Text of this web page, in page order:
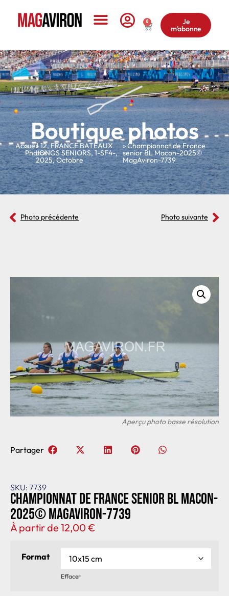
0 Je
m'abonne
Boutique photos
Accueil
»
Photos
»12,FRANCE BATEAUX
LONGS SENIORS,1-SF4-,
2025,Octobre
» Championnat de France
senior BL Macon-2025©
MagAviron-7739
Photo précédente Photo suivante
SKU: 7739
Championnat de France senior BL Macon-
2025© MagAviron-7739
À partir de 12,00€
Format
Effacer
Partager